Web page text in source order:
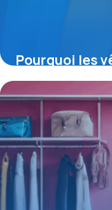
Pourquoi les
bambou
responsable
16 juin 2026